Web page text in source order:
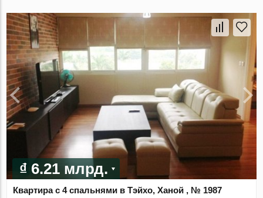
₫ 6.21 млрд.
Квартира с 4 спальнями в Тэйхо, Ханой , № 1987